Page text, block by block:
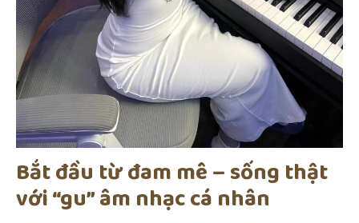
Bắt đầu từ đam mê – sống thật
với “gu” âm nhạc cá nhân